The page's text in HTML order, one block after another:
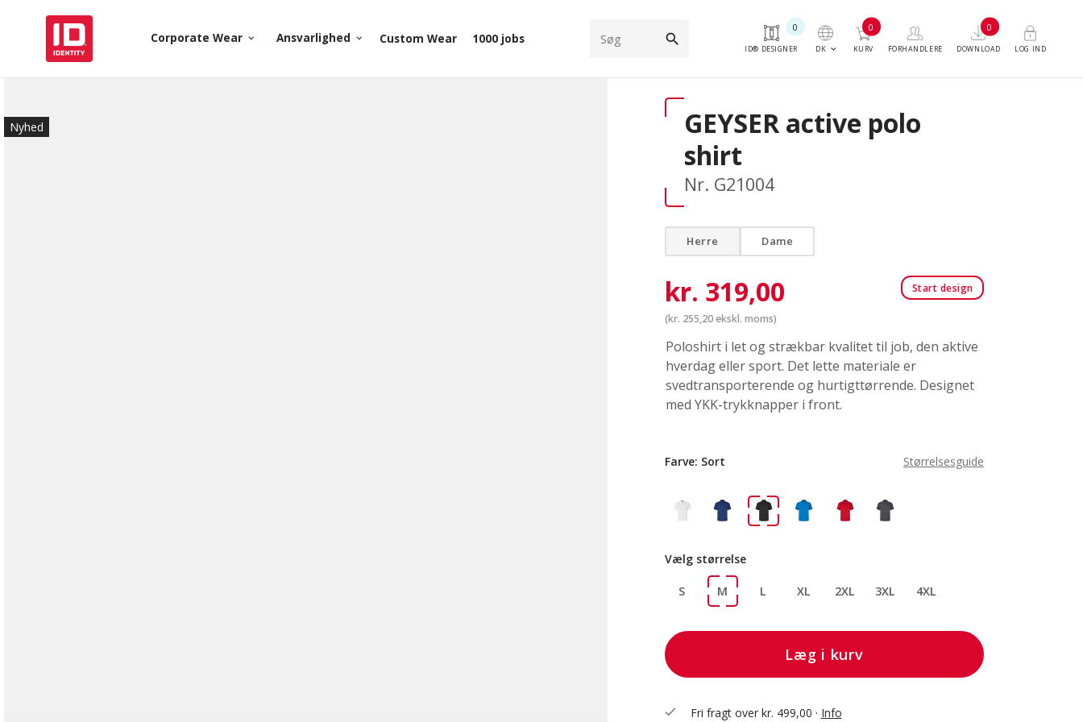
Corporate Wear keyboard_arrow_down Ansvarlighed keyboard_arrow_down Custom Wear 1000 jobs
ID® DESIGNER
0
DK keyboard_arrow_down KURV
0
FORHANDLERE DOWNLOAD
0
LOG IND
search
GEYSER active polo
shirt
Nr. G21004
Herre Dame
kr. 319,00
(kr. 255,20ekskl. moms)
Start design
Poloshirt i let og strækbar kvalitet til job, den aktive
hverdag eller sport. Det lette materiale er
svedtransporterende og hurtigttørrende. Designet
med YKK-trykknapper i front.
Farve: Sort Størrelsesguide
Vælg størrelse
S M L XL 2XL 3XL 4XL
Læg i kurv
check Fri fragt over kr. 499,00 · Info
Nyhed